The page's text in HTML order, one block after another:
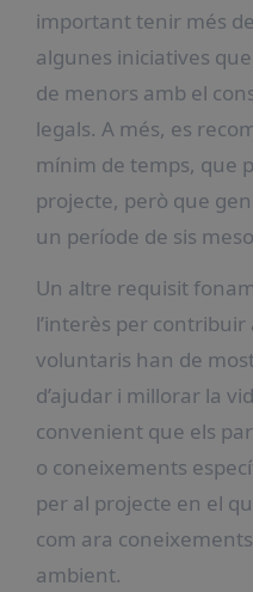
important tenir més
algunes iniciatives
de menors amb el
legals. A més, es
mínim de temps, que
projecte, però que
un període de sis
Un altre requisit
l’interès per contribuir
voluntaris han de
d’ajudar i millorar la
convenient que els
o coneixements
per al projecte en el
com ara
ambient.